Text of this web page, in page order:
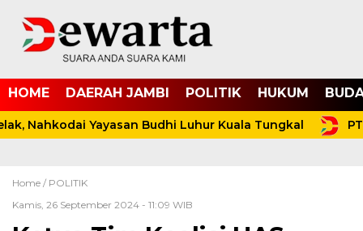
HOME DAERAH JAMBI POLITIK HUKUM
Nahkodai Yayasan Budhi Luhur Kuala Tungkal
Home / POLITIK
Kamis, 26 September 2024 - 11:09 WIB